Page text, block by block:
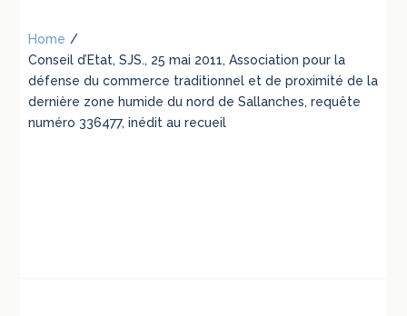
Home /
Conseil d’Etat, SJS., 25 mai 2011, Association pour la
défense du commerce traditionnel et de proximité de la
dernière zone humide du nord de Sallanches, requête
numéro 336477, inédit au recueil